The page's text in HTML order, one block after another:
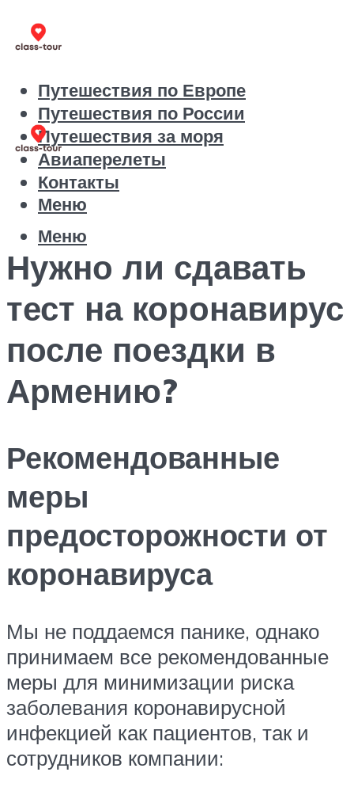
Путешествия по Европе
Путешествия по России
Путешествия за моря
Авиаперелеты
Контакты
Меню
Меню
Нужно ли сдавать
тест на коронавирус
после поездки в
Армению?
Рекомендованные
меры
предосторожности от
коронавируса
Мы не поддаемся панике, однако
принимаем все рекомендованные
меры для минимизации риска
заболевания коронавирусной
инфекцией как пациентов, так и
сотрудников компании: